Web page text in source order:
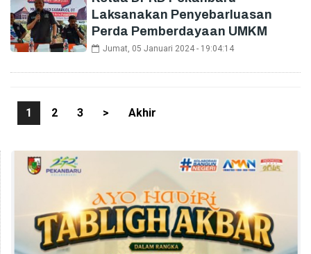
Laksanakan Penyebarluasan
Perda Pemberdayaan UMKM
Jumat, 05 Januari 2024 - 19:04:14
1 2 3 > Akhir